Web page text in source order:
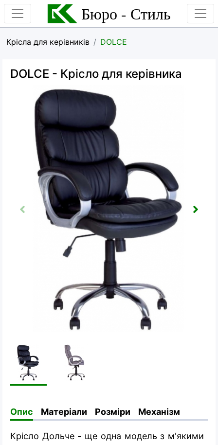
Бюро - Стиль
Крісла для керівників DOLCE
DOLCE - Крісло для керівника
Опис Матеріали Розміри Механізм
Крісло Дольче - ще одна модель з м'якими